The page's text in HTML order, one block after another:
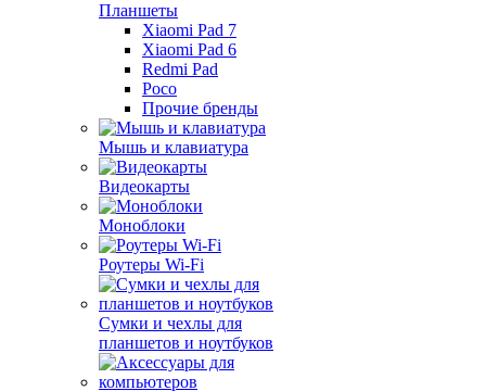
Планшеты
Xiaomi Pad 7
Xiaomi Pad 6
Redmi Pad
Poco
Прочие бренды
Мышь и клавиатура
Видеокарты
Моноблоки
Роутеры Wi-Fi
Сумки и чехлы для
планшетов и ноутбуков